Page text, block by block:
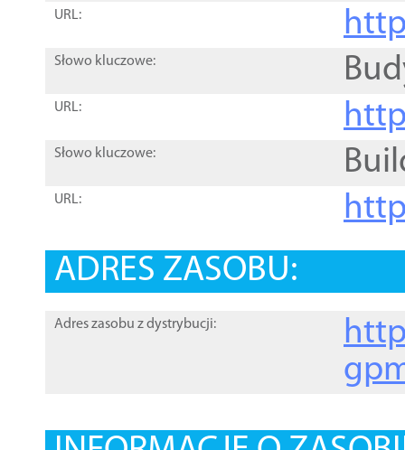
URL:
Słowo kluczowe:
URL:
Słowo kluczowe:
URL:
ADRES ZASOBU:
Adres zasobu z dystrybucji: